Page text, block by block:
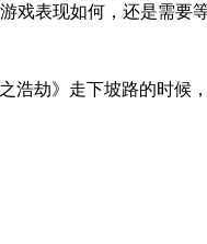
戏表现如何，还是需要
浩劫》走下坡路的时候